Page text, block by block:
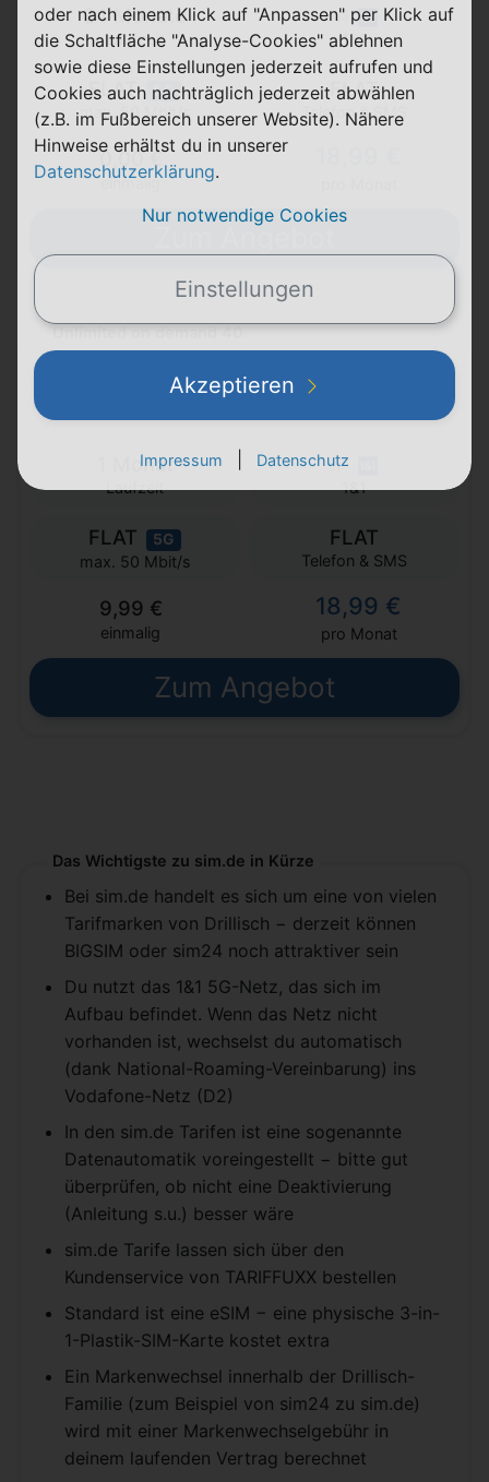
24 Monate
Laufzeit 1&1
FLAT 5G
max. 50 Mbit/s
FLAT
Telefon & SMS
0,00 €
einmalig
Unlimited on demand 40
1 Monat
Laufzeit 1&1
FLAT 5G
max. 50 Mbit/s
FLAT
Telefon & SMS
9,99 €
einmalig
18,99 €
pro Monat
Zum Angebot
Das Wichtigste zu sim.de in Kürze
Bei sim.de handelt es sich um eine von vielen
Tarifmarken von Drillisch − derzeit können
BIGSIM oder sim24 noch attraktiver sein
Du nutzt das 1&1 5G-Netz, das sich im
Aufbau befindet. Wenn das Netz nicht
vorhanden ist, wechselst du automatisch
(dank National-Roaming-Vereinbarung) ins
Vodafone-Netz (D2)
In den sim.de Tarifen ist eine sogenannte
Datenautomatik voreingestellt − bitte gut
überprüfen, ob nicht eine Deaktivierung
(Anleitung s.u.) besser wäre
sim.de Tarife lassen sich über den
Kundenservice von TARIFFUXX bestellen
Standard ist eine eSIM − eine physische 3-in-
1-Plastik-SIM-Karte kostet extra
Ein Markenwechsel innerhalb der Drillisch-
Familie (zum Beispiel von sim24 zu sim.de)
wird mit einer Markenwechselgebühr in
deinem laufenden Vertrag berechnet
oder nach einem Klick auf "Anpassen" per Klick auf
die Schaltfläche "Analyse-Cookies" ablehnen
sowie diese Einstellungen jederzeit aufrufen und
Cookies auch nachträglich jederzeit abwählen
(z.B. im Fußbereich unserer Website). Nähere
Hinweise erhältst du in unserer
Datenschutzerklärung.
Nur notwendige Cookies
Einstellungen
Akzeptieren
Impressum Datenschutz